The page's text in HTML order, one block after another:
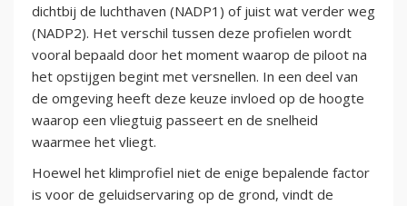
dichtbij de luchthaven (NADP1) of juist wat verder weg
(NADP2). Het verschil tussen deze profielen wordt
vooral bepaald door het moment waarop de piloot na
het opstijgen begint met versnellen. In een deel van
de omgeving heeft deze keuze invloed op de hoogte
waarop een vliegtuig passeert en de snelheid
waarmee het vliegt.
Hoewel het klimprofiel niet de enige bepalende factor
is voor de geluidservaring op de grond, vindt de